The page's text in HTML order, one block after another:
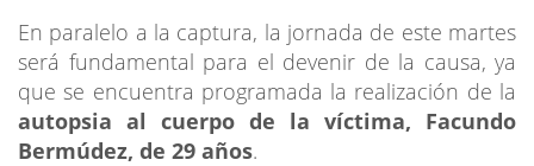
En paralelo a la captura, la jornada de este martes
será fundamental para el devenir de la causa, ya
que se encuentra programada la realización de la
autopsia al cuerpo de la víctima, Facundo
Bermúdez, de 29 años.